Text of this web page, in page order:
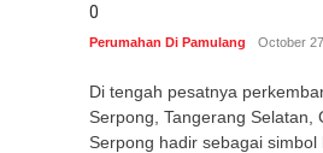
0
Perumahan Di Pamulang October
Di tengah pesatnya
Serpong, Tangerang Selatan,
Serpong hadir sebagai simbol